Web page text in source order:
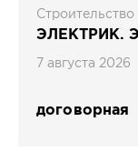
ЭЛЕКТРИК.
7 августа 2026
договорная